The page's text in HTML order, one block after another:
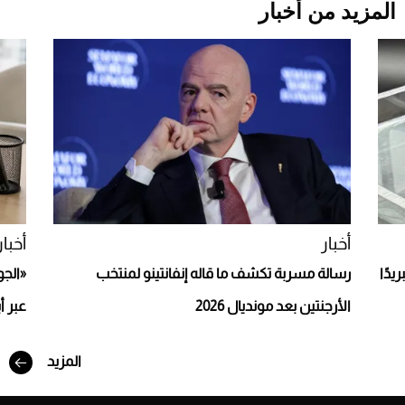
Aston Martin Valiant: على هوى الأبطال
المزيد من أخبار
أخبار
رسالة مسربة تكشف ما قاله إنفانتينو لمنتخب
الأرجنتين بعد مونديال 2026 عبر
المزيد